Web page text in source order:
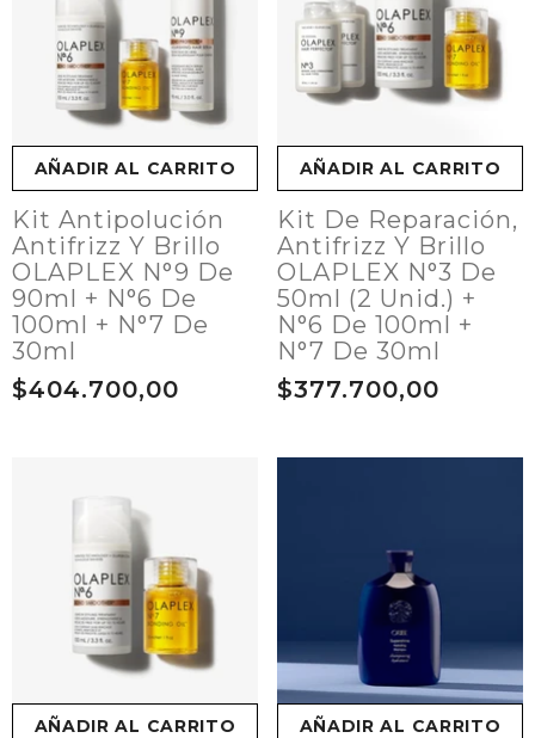
AÑADIR AL CARRITO
Kit Antipolución
Antifrizz Y Brillo
OLAPLEX N°9 De
90ml + N°6 De
100ml + N°7 De
30ml
$404.700,00
AÑADIR AL CARRITO
Kit De Reparación,
Antifrizz Y Brillo
OLAPLEX N°3 De
50ml (2 Unid.) +
N°6 De 100ml +
N°7 De 30ml
$377.700,00
AÑADIR AL CARRITO AÑADIR AL CARRITO